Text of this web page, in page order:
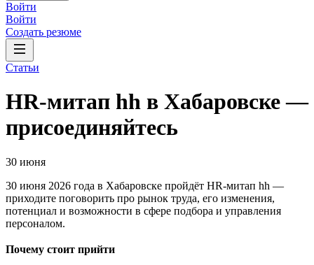
Войти
Войти
Создать резюме
Статьи
HR-митап hh в Хабаровске —
присоединяйтесь
30 июня
30 июня 2026 года в Хабаровске пройдёт HR-митап hh —
приходите поговорить про рынок труда, его изменения,
потенциал и возможности в сфере подбора и управления
персоналом.
Почему стоит прийти